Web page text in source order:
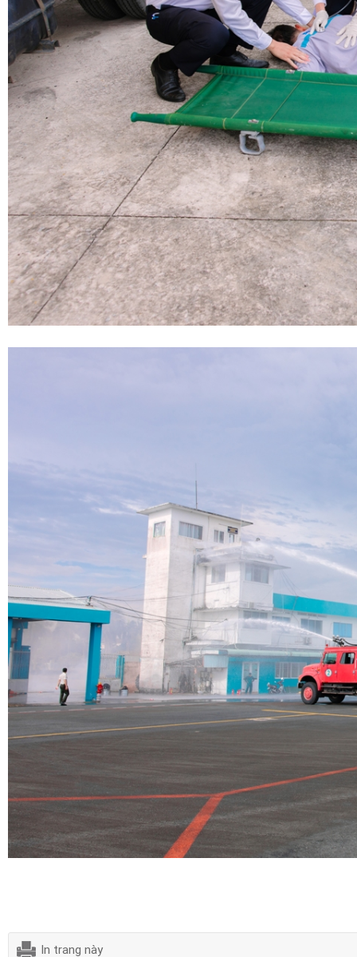
In trang này